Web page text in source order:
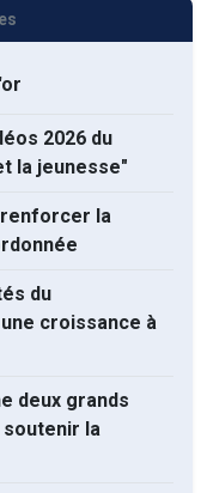
2026 du
la jeunesse"
la
du
croissance à
deux grands
la